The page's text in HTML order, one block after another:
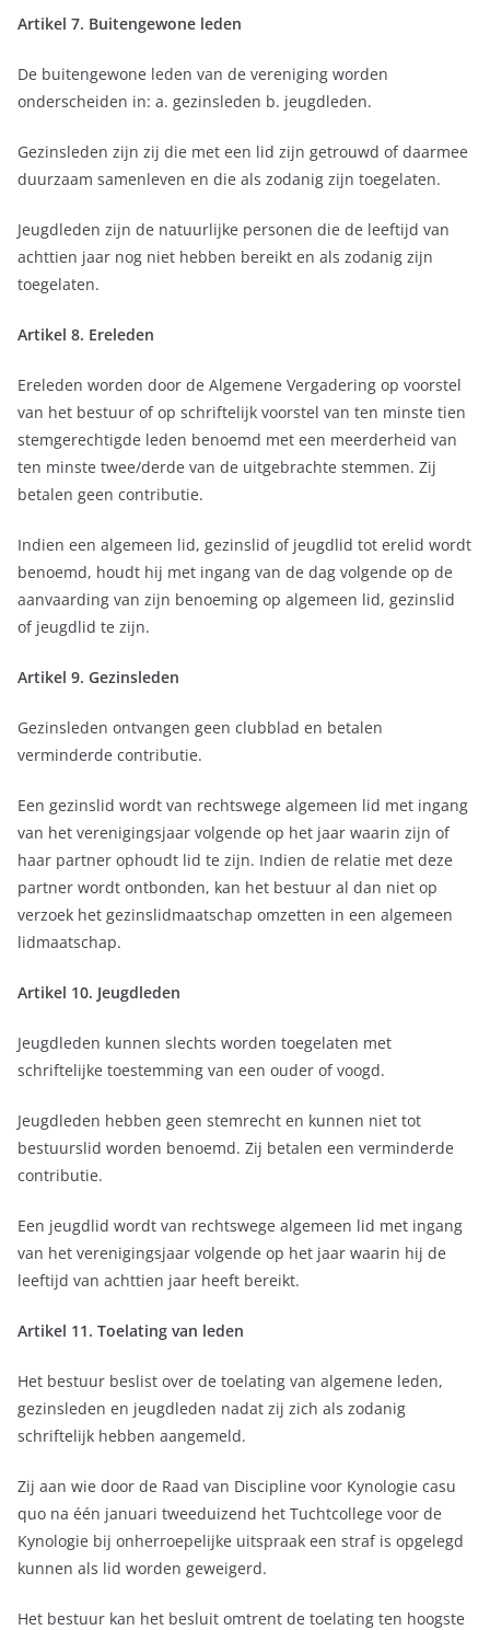
Artikel 7. Buitengewone leden
De buitengewone leden van de vereniging worden
onderscheiden in: a. gezinsleden b. jeugdleden.
Gezinsleden zijn zij die met een lid zijn getrouwd of daarmee
duurzaam samenleven en die als zodanig zijn toegelaten.
Jeugdleden zijn de natuurlijke personen die de leeftijd van
achttien jaar nog niet hebben bereikt en als zodanig zijn
toegelaten.
Artikel 8. Ereleden
Ereleden worden door de Algemene Vergadering op voorstel
van het bestuur of op schriftelijk voorstel van ten minste tien
stemgerechtigde leden benoemd met een meerderheid van
ten minste twee/derde van de uitgebrachte stemmen. Zij
betalen geen contributie.
Indien een algemeen lid, gezinslid of jeugdlid tot erelid wordt
benoemd, houdt hij met ingang van de dag volgende op de
aanvaarding van zijn benoeming op algemeen lid, gezinslid
of jeugdlid te zijn.
Artikel 9. Gezinsleden
Gezinsleden ontvangen geen clubblad en betalen
verminderde contributie.
Een gezinslid wordt van rechtswege algemeen lid met ingang
van het verenigingsjaar volgende op het jaar waarin zijn of
haar partner ophoudt lid te zijn. Indien de relatie met deze
partner wordt ontbonden, kan het bestuur al dan niet op
verzoek het gezinslidmaatschap omzetten in een algemeen
lidmaatschap.
Artikel 10. Jeugdleden
Jeugdleden kunnen slechts worden toegelaten met
schriftelijke toestemming van een ouder of voogd.
Jeugdleden hebben geen stemrecht en kunnen niet tot
bestuurslid worden benoemd. Zij betalen een verminderde
contributie.
Een jeugdlid wordt van rechtswege algemeen lid met ingang
van het verenigingsjaar volgende op het jaar waarin hij de
leeftijd van achttien jaar heeft bereikt.
Artikel 11. Toelating van leden
Het bestuur beslist over de toelating van algemene leden,
gezinsleden en jeugdleden nadat zij zich als zodanig
schriftelijk hebben aangemeld.
Zij aan wie door de Raad van Discipline voor Kynologie casu
quo na één januari tweeduizend het Tuchtcollege voor de
Kynologie bij onherroepelijke uitspraak een straf is opgelegd
kunnen als lid worden geweigerd.
Het bestuur kan het besluit omtrent de toelating ten hoogste